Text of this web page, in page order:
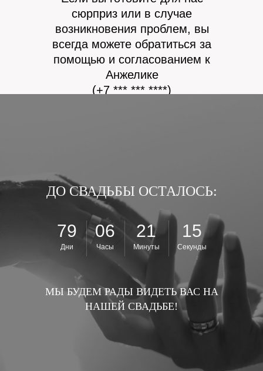
сюрприз или в случае
возникновения проблем, вы
всегда можете обратиться за
помощью и согласованием к
Анжелике
(+7 *** *** ****)
ДО СВАДЬБЫ ОСТАЛОСЬ:
79
Дни
06
Часы
21
Минуты
14
Секунды
МЫ БУДЕМ РАДЫ ВИДЕТЬ ВАС НА
НАШЕЙ СВАДЬБЕ!